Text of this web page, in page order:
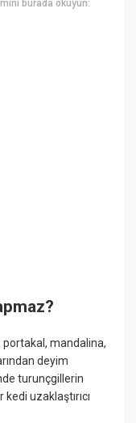
burada okuyun:
portakal, mandalina,
deyim
turunçgillerin
uzaklaştırıcı